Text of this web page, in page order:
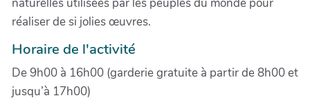
réaliser de si jolies œuvres.
Horaire de l'activité
De 9h00 à 16h00 (garderie gratuite à partir de 8h00 et
jusqu’à 17h00)